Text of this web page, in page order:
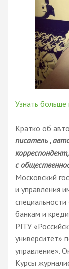
Узнать
Кратко об
писатель ,
с
Московский
и управления
банкам и
РГГУ
университет»
управление».
Курсы